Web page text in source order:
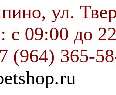
ул.
с 09:00 до
(964) 365-